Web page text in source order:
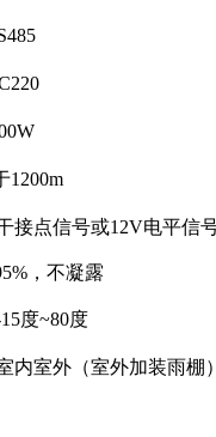
1200m
接点信号或12V电平信
，不凝露
度~80度
内室外（室外加装雨棚）